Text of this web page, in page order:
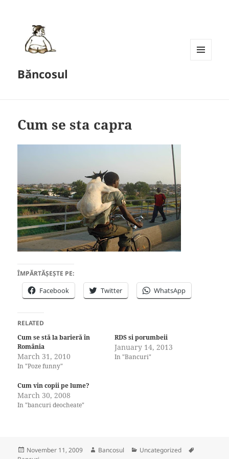
Băncosul
Cum se sta capra
ÎMPĂRTĂȘEȘTE PE:
Facebook Twitter WhatsApp
RELATED
Cum se stă la barieră în
România
March 31, 2010
In "Poze funny"
RDS si porumbeii
January 14, 2013
In "Bancuri"
Cum vin copii pe lume?
March 30, 2008
In "bancuri deocheate"
Posted
November 11, 2009 Author
Bancosul Categories
Uncategorized